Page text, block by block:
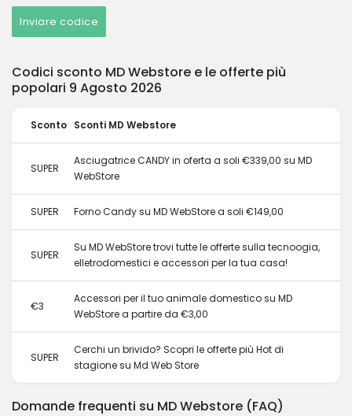
Inviare codice
Codici sconto MD Webstore e le offerte più
popolari 9 Agosto 2026
Sconto Sconti MD Webstore
SUPER
Asciugatrice CANDY in oferta a soli €339,00 su MD
WebStore
SUPER Forno Candy su MD WebStore a soli €149,00
SUPER
Su MD WebStore trovi tutte le offerte sulla tecnoogia,
elletrodomestici e accessori per la tua casa!
€3
Accessori per il tuo animale domestico su MD
WebStore a partire da €3,00
SUPER
Cerchi un brivido? Scopri le offerte più Hot di
stagione su Md Web Store
Domande frequenti su MD Webstore (FAQ)